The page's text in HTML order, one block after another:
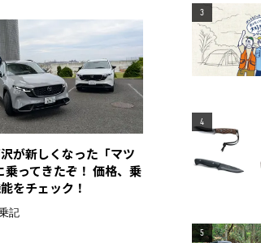
が新しくなった「マツ
乗ってきたぞ！ 価格、乗
をチェック！
記
3
4
5